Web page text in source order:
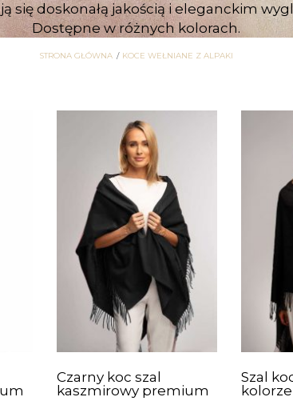
się doskonałą jakością i eleganckim
Dostępne w różnych kolorach.
STRONA GŁÓWNA KOCE WEŁNIANE Z ALPAKI
Czarny koc szal
kaszmirowy premium
Szal